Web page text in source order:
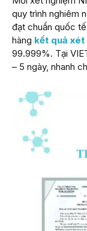
quy trình nghiêm
đạt chuẩn quốc
hàng kết quả xét
99.999%. Tại
– 5 ngày, nhanh